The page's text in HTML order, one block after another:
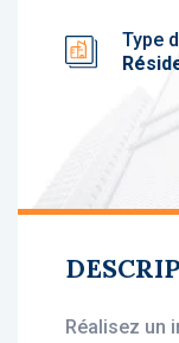
Type
Réalisez un